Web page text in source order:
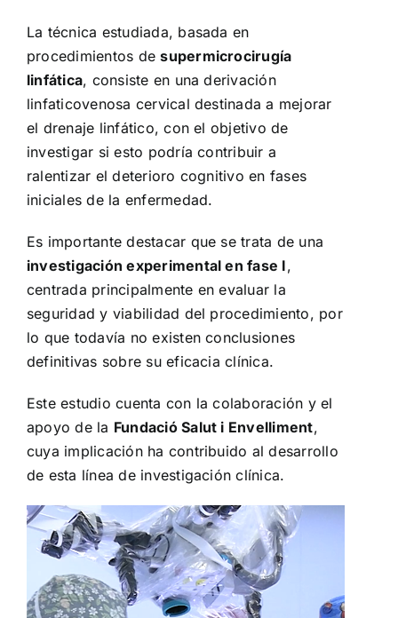
La técnica estudiada, basada en
procedimientos desupermicrocirugía
linfática, consiste en una derivación
linfaticovenosa cervical destinada a mejorar
el drenaje linfático, con el objetivo de
investigar si esto podría contribuir a
ralentizar el deterioro cognitivo en fases
iniciales de la enfermedad.
Es importante destacar que se trata de una
investigación experimental en fase I,
centrada principalmente en evaluar la
seguridad y viabilidad del procedimiento, por
lo que todavía no existen conclusiones
definitivas sobre su eficacia clínica.
Este estudio cuenta con la colaboración y el
apoyo de la Fundació Salut i Envelliment,
cuya implicación ha contribuido al desarrollo
de esta línea de investigación clínica.
Reproductor
de
vídeo